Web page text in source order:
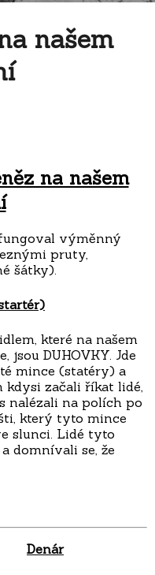
našem
na našem
výměnný
pruty,
šátky).
které na našem
jsou DUHOVKY. Jde
mince (statéry) a
začali říkat lidé,
nalézali na polích po
který tyto mince
slunci. Lidé tyto
domnívali se, že
Denár